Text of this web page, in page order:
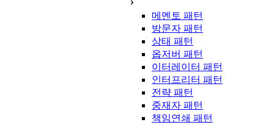
메멘토 패턴
방문자 패턴
상태 패턴
옵저버 패턴
이터레이터 패턴
인터프리터 패턴
전략 패턴
중재자 패턴
책임연쇄 패턴